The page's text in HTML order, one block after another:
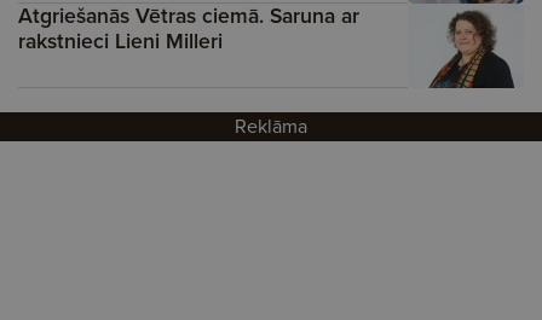
Atgriešanās Vētras ciemā. Saruna ar
rakstnieci Lieni Milleri
Reklāma